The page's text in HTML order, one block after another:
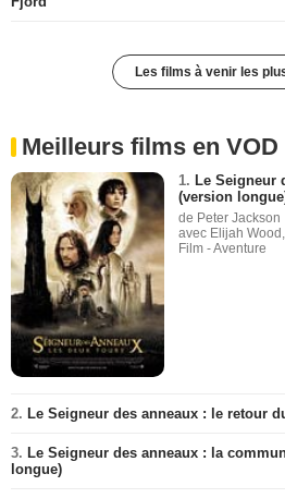
Les films à venir les
Meilleurs films en VOD
1. Le Seigneur
(version
de Peter Jackson
avec Elijah
Film - Aventure
2. Le Seigneur des anneaux : le retour
3. Le Seigneur des anneaux : la
longue)